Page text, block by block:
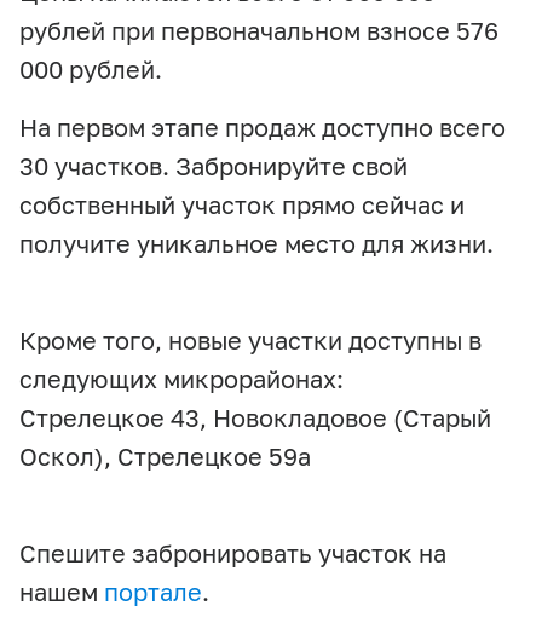
рублей при первоначальном взносе 576
000 рублей.
На первом этапе продаж доступно всего
30 участков. Забронируйте свой
собственный участок прямо сейчас и
получите уникальное место для жизни.
Кроме того, новые участки доступны в
следующих микрорайонах:
Стрелецкое 43, Новокладовое (Старый
Оскол), Стрелецкое 59а
Спешите забронировать участок на
нашем портале.